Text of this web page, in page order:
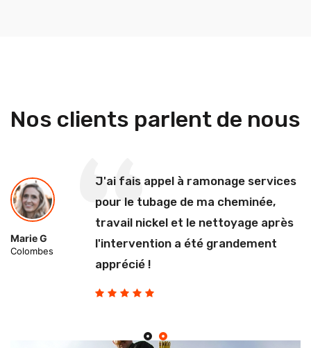
Nos clients parlent de nous
Marie G
Colombes
J'ai fais appel à ramonage services
pour le tubage de ma cheminée,
travail nickel et le nettoyage après
l'intervention a été grandement
apprécié !